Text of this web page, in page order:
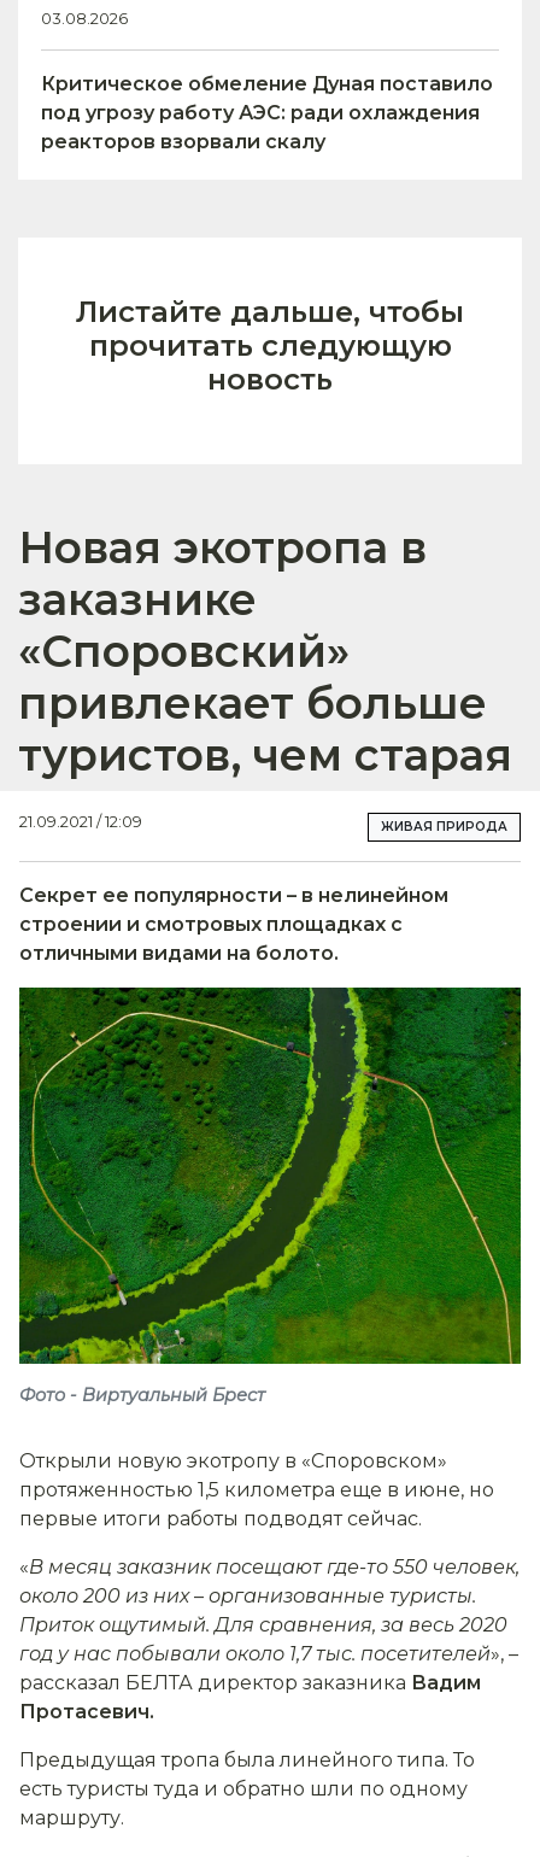
03.08.2026
Критическое обмеление Дуная поставило
под угрозу работу АЭС: ради охлаждения
реакторов взорвали скалу
Листайте дальше, чтобы
прочитать следующую
новость
Новая экотропа в
заказнике
«Споровский»
привлекает больше
туристов, чем старая
21.09.2021 / 12:09 ЖИВАЯ ПРИРОДА
Секрет ее популярности – в нелинейном
строении и смотровых площадках с
отличными видами на болото.
Фото - Виртуальный Брест
Открыли новую экотропу в «Споровском»
протяженностью 1,5 километра еще в июне, но
первые итоги работы подводят сейчас.
«В месяц заказник посещают где-то 550 человек,
около 200 из них– организованные туристы.
Приток ощутимый. Для сравнения, за весь 2020
год у нас побывали около 1,7 тыс. посетителей», –
рассказал БЕЛТА директор заказника Вадим
Протасевич.
Предыдущая тропа была линейного типа. То
есть туристы туда и обратно шли по одному
маршруту.